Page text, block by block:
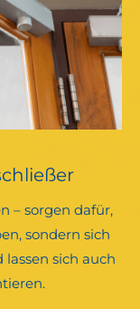
– sorgen dafür,
sondern sich
sich auch